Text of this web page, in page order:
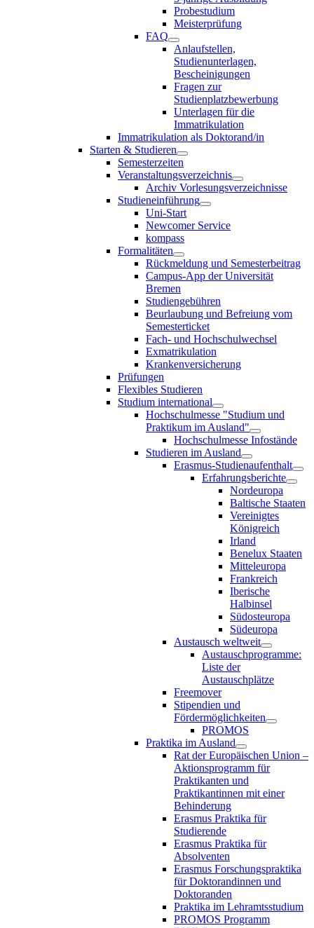
Probestudium
Meisterprüfung
FAQ
Anlaufstellen,
Studienunterlagen,
Bescheinigungen
Fragen zur
Studienplatzbewerbung
Unterlagen für die
Immatrikulation
Immatrikulation als Doktorand/in
Starten & Studieren
Semesterzeiten
Veranstaltungsverzeichnis
Archiv Vorlesungsverzeichnisse
Studieneinführung
Uni-Start
Newcomer Service
kompass
Formalitäten
Rückmeldung und Semesterbeitrag
Campus-App der Universität
Bremen
Studiengebühren
Beurlaubung und Befreiung vom
Semesterticket
Fach- und Hochschulwechsel
Exmatrikulation
Krankenversicherung
Prüfungen
Flexibles Studieren
Studium international
Hochschulmesse "Studium und
Praktikum im Ausland"
Hochschulmesse Infostände
Studieren im Ausland
Erasmus-Studienaufenthalt
Erfahrungsberichte
Nordeuropa
Baltische Staaten
Vereinigtes
Königreich
Irland
Benelux Staaten
Mitteleuropa
Frankreich
Iberische
Halbinsel
Südosteuropa
Südeuropa
Austausch weltweit
Austauschprogramme:
Liste der
Austauschplätze
Freemover
Stipendien und
Fördermöglichkeiten
PROMOS
Praktika im Ausland
Rat der Europäischen Union –
Aktionsprogramm für
Praktikanten und
Praktikantinnen mit einer
Behinderung
Erasmus Praktika für
Studierende
Erasmus Praktika für
Absolventen
Erasmus Forschungspraktika
für Doktorandinnen und
Doktoranden
Praktika im Lehramtsstudium
PROMOS Programm